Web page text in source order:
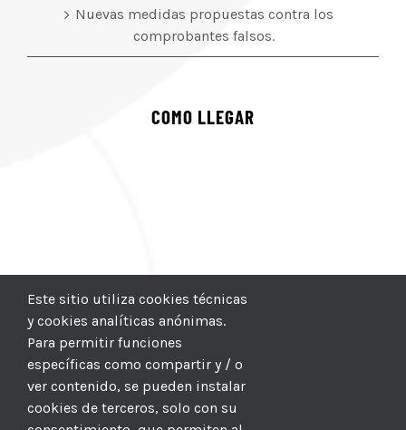
Nuevas medidas propuestas contra los
comprobantes falsos.
COMO LLEGAR
Este sitio utiliza cookies técnicas
y cookies analíticas anónimas.
Para permitir funciones
específicas como compartir y / o
ver contenido, se pueden instalar
cookies de terceros, solo con su